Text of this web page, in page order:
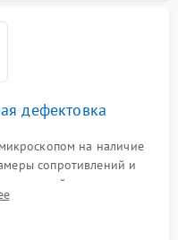
дефектовка
на наличие
сопротивлений и
цепей питания,
и видеочипа.